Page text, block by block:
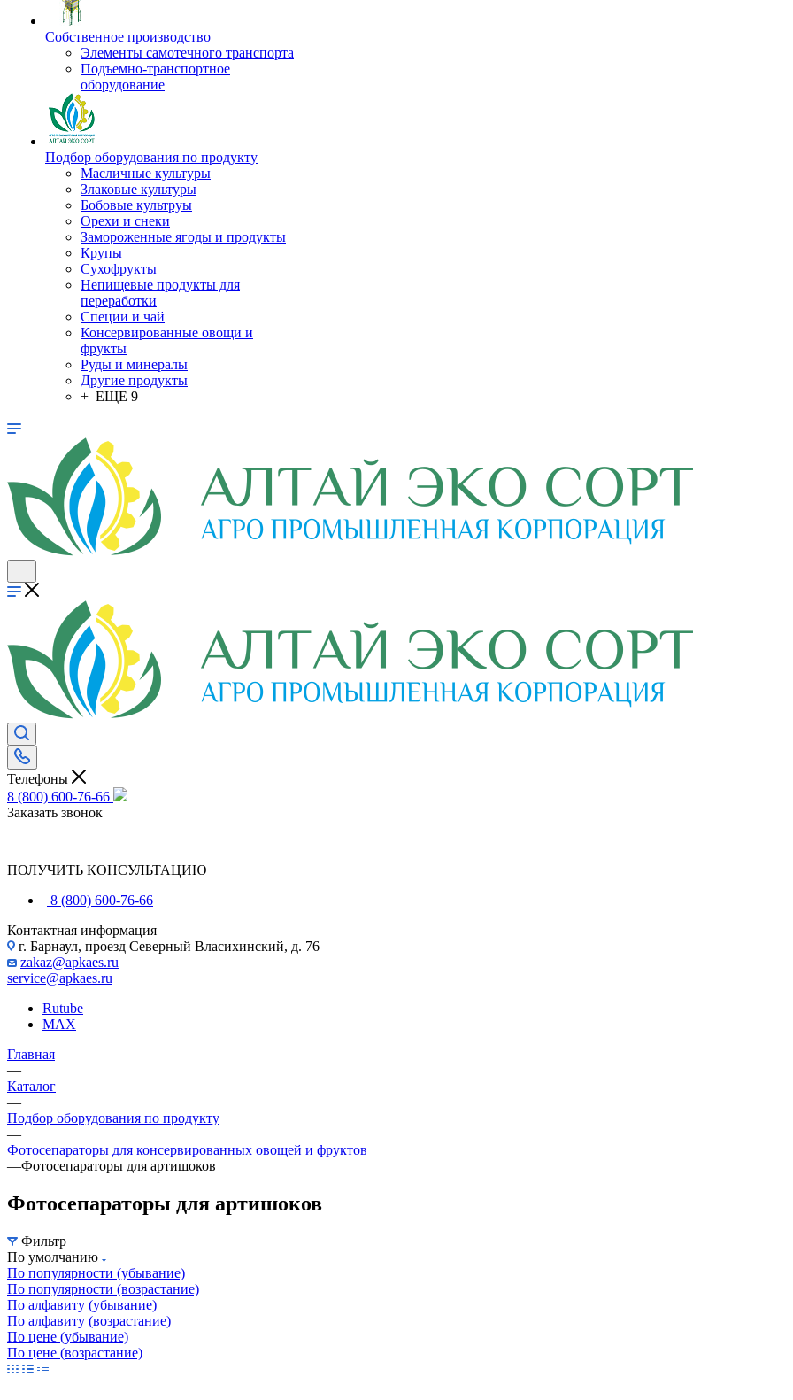
Собственное производство
Элементы самотечного транспорта
Подъемно-транспортное
оборудование
Подбор оборудования по продукту
Масличные культуры
Злаковые культуры
Бобовые культруы
Орехи и снеки
Замороженные ягоды и продукты
Крупы
Сухофрукты
Непищевые продукты для
переработки
Специи и чай
Консервированные овощи и
фрукты
Руды и минералы
Другие продукты
+ ЕЩЕ 9
Телефоны
8 (800) 600-76-66
Заказать звонок
ПОЛУЧИТЬ КОНСУЛЬТАЦИЮ
8 (800) 600-76-66
Контактная информация
г. Барнаул, проезд Северный Власихинский, д. 76
zakaz@apkaes.ru
service@apkaes.ru
Rutube
MAX
Главная
—
Каталог
—
Подбор оборудования по продукту
—
Фотосепараторы для консервированных овощей и фруктов
—Фотосепараторы для артишоков
Фотосепараторы для артишоков
Фильтр
По умолчанию
По популярности (убывание)
По популярности (возрастание)
По алфавиту (убывание)
По алфавиту (возрастание)
По цене (убывание)
По цене (возрастание)